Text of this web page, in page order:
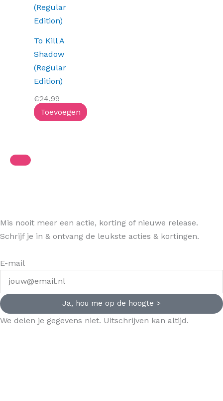
To Kill A
Shadow
(Regular
Edition)
€24,99
Toevoegen
Mis nooit meer een actie, korting of nieuwe release.
Schrijf je in & ontvang de leukste acties & kortingen.
E-mail
Ja, hou me op de hoogte >
We delen je gegevens niet. Uitschrijven kan altijd.